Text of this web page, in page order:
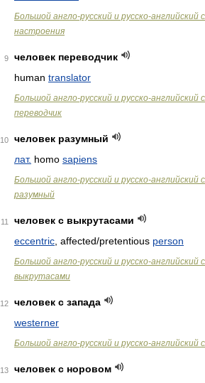
Большой англо-русский и русско-английский
настроения
9
человек переводчик
human translator
Большой англо-русский и русско-английский
переводчик
10
человек разумный
лат. homo sapiens
Большой англо-русский и русско-английский
разумный
11
человек с выкрутасами
eccentric , affected/pretentious person
Большой англо-русский и русско-английский
выкрутасами
12
человек с запада
westerner
Большой англо-русский и русско-английский
13
человек с норовом